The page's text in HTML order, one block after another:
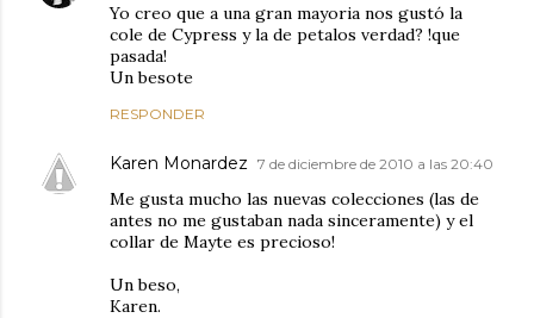
Yo creo que a una gran mayoria nos gustó la
cole de Cypress y la de petalos verdad? !que
pasada!
Un besote
RESPONDER
Karen Monardez 7 de diciembre de 2010 a las 20:40
Me gusta mucho las nuevas colecciones (las de
antes no me gustaban nada sinceramente) y el
collar de Mayte es precioso!
Un beso,
Karen.